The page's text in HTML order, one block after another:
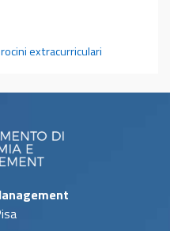
extracurriculari